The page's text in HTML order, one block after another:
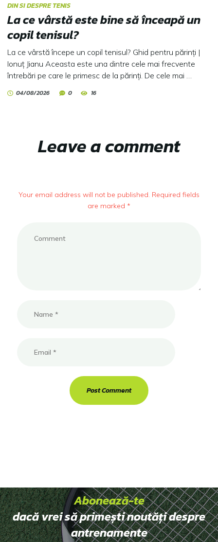
DIN SI DESPRE TENIS
La ce vârstă este bine să înceapă un
copil tenisul?
La ce vârstă începe un copil tenisul? Ghid pentru părinți |
Ionuț Jianu Aceasta este una dintre cele mai frecvente
întrebări pe care le primesc de la părinți. De cele mai …
04/08/2026 0 16
Leave a comment
Your email address will not be published. Required fields
are marked *
Abonează-te
dacă vrei să primești noutăți despre
antrenamente